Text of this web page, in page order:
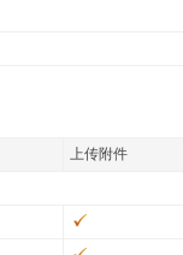
上传附件